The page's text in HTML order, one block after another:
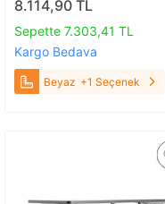
Dolaplı, Bilgisayar Masası
Mat Beyaz Beyaz
8.114,90 TL
Sepette 7.303,41 TL
Kargo Bedava
Beyaz +1 Seçenek